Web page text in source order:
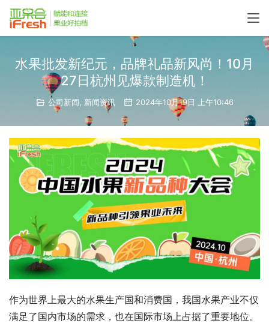
水果批发新纪元，品牌礼品新风尚！10月
27日杭州见爆款制造机！
公司新闻 新闻资讯 2024年10月19日 上午10:46
作为世界上最大的水果生产国和消费国，我国水果产业不仅
满足了国内市场的需求，也在国际市场上占据了重要地位。